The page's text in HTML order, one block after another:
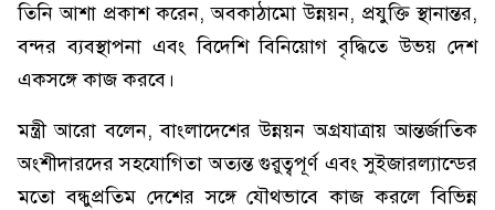
তিনি আশা প্রকাশ করেন, অবকাঠামো উন্নয়ন, প্রযুক্তি স্থানান্তর,
বন্দর ব্যবস্থাপনা এবং বিদেশি বিনিয়োগ বৃদ্ধিতে উভয় দেশ
একসঙ্গে কাজ করবে।
মন্ত্রী আরো বলেন, বাংলাদেশের উন্নয়ন অগ্রযাত্রায় আন্তর্জাতিক
অংশীদারদের সহযোগিতা অত্যন্ত গুরুত্বপূর্ণ এবং সুইজারল্যান্ডের
মতো বন্ধুপ্রতিম দেশের সঙ্গে যৌথভাবে কাজ করলে বিভিন্ন